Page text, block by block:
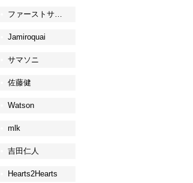
ファーストサマーウイカ
Jamiroquai
サマソニ
佐藤健
Watson
mlk
吉田仁人
Hearts2Hearts